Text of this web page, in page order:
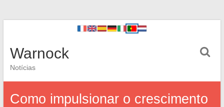
Warnock
Notícias
Como impulsionar o crescimento